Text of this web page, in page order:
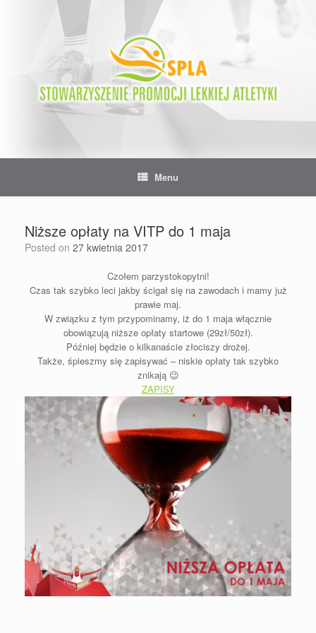
Menu
Niższe opłaty na VITP do 1 maja
Posted on 27 kwietnia 2017
Czołem parzystokopytni!
Czas tak szybko leci jakby ścigał się na zawodach i mamy już
prawie maj.
W związku z tym przypominamy, iż do 1 maja włącznie
obowiązują niższe opłaty startowe (29zł/50zł).
Później będzie o kilkanaście złociszy drożej.
Także, śpieszmy się zapisywać – niskie opłaty tak szybko
znikają 😉
ZAPISY